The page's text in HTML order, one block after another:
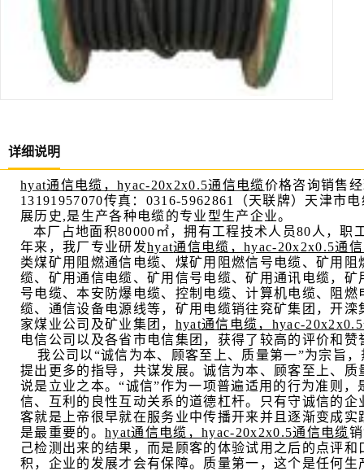
详细说明
hyat通信电缆，hyac-20x2x0.5通信电缆价格咨询销售
13191957070传真： 0316-5962861 （天联牌） 天津市
展历史,是生产各种电缆的专业型生产企业。
本厂占地面积80000 ㎡，拥有工程技术人员80 人，职
年来，我厂专业研发hyat通信电缆，hyac-20x2x0.5通
类煤矿用阻燃通信电缆、煤矿用阻燃信号电缆、矿用
缆、矿用通信电缆、矿用信号电缆、矿用通讯电缆，
号电缆、本安防爆电缆、控制电缆、计算机电缆、阻燃
缆、通信设备电源线等，矿用电缆销往兖矿集团，开
家煤业公司及矿业集团， hyat通信电缆， hyac-20x2x0.5
电信公司以及各省市电信集团，获得了较高的评价和赞
我公司以“诚信为本、顾客至上、质量第一”为宗旨
提出更多的指导，共谋发展。诚信为本、顾客至上、
说是立业之本。“诚信”作为一项普遍适用的行为准则
信、互利的良性互动关系的道德杠杆。只有守诚信的
客就是上帝很早就在服务业中传播开来并且逐渐变成
是最重要的。hyat通信电缆，hyac-20x2x0.5通信电缆
己检测出来的结果，而是顾客的体验试用之后的点评
积，企业的发展才会有保障。质量第一，这个是任何